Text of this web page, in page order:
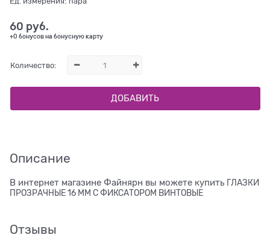
60 руб.
+0 бонусов на бонусную карту
Количество:
ДОБАВИТЬ
Описание
В интернет магазине Файнярн вы можете купить ГЛАЗКИ
ПРОЗРАЧНЫЕ 16 ММ С ФИКСАТОРОМ ВИНТОВЫЕ
Отзывы